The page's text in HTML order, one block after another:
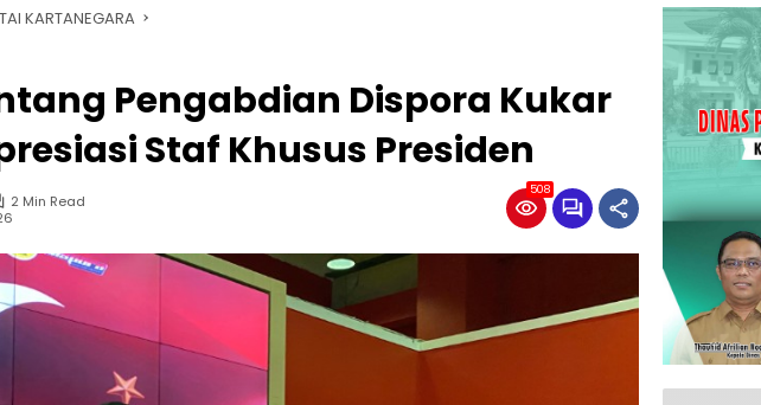
KARTANEGARA
Pengabdian Dispora Kukar
Staf Khusus Presiden
2 Min Read
508